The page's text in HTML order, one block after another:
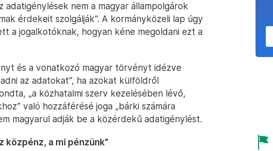
adatigénylések nem a magyar állampolgárok
érdekeit szolgálják”. A kormányközeli lap úgy
a jogalkotóknak, hogyan kéne megoldani ezt a
és a vonatkozó magyar törvényt idézve
az adatokat”, ha azokat külföldről
„a közhatalmi szerv kezelésében lévő,
való hozzáférésé joga „bárki számára
magyarul adják be a közérdekű adatigénylést.
közpénz, a mi pénzünk”